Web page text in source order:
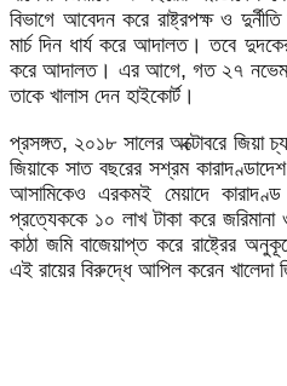
বিভাগে আবেদন করে রাষ্ট্রপক্ষ ও
মার্চ দিন ধার্য করে আদালত। তবে
করে আদালত। এর আগে, গত ২৭
তাকে খালাস দেন হাইকোর্ট।
প্রসঙ্গত, ২০১৮ সালের অক্টোবরে জিয়া
জিয়াকে সাত বছরের সশ্রম
আসামিকেও এরকমই মেয়াদে
প্রত্যেককে ১০ লাখ টাকা করে জরিমানা
কাঠা জমি বাজেয়াপ্ত করে রাষ্ট্রের
এই রায়ের বিরুদ্ধে আপিল করেন খালেদা